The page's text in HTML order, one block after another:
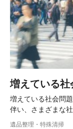
増えている社
増えている社会問
伴い、さまざまな
遺品整理・特殊清掃